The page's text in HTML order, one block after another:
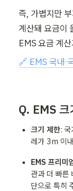
즉, 가볍지만
계산돼 요금이
EMS 요금 계
🔗 EMS 국내∙
Q. EMS 크
크기 제한:
레가 3m 이내
EMS 프리미
관과 더 빠른
단으로 특히